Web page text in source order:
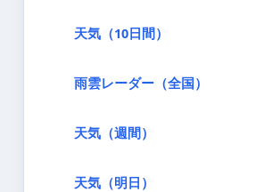
天気（10日間）
雨雲レーダー（全国）
天気（週間）
天気（明日）